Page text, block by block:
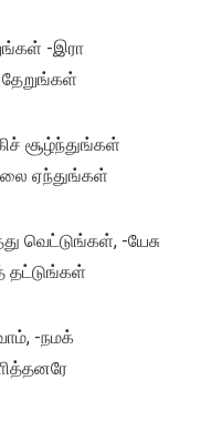
-இரா
சூழ்ந்துங்கள்
ஏந்துங்கள்
வெட்டுங்கள், -யேசு
தட்டுங்கள்
-நமக்